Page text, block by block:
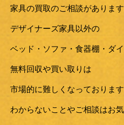
家具の買取のご相談がありま
デザイナーズ家具以外の
ベッド・ソファ・食器棚・ダ
無料回収や買い取りは
市場的に難しくなっております
わからないことやご相談はお